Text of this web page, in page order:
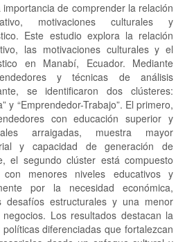
de comprender la relación
motivaciones culturales y
Este estudio explora la relación
las motivaciones culturales y el
en Manabí, Ecuador. Mediante
y técnicas de análisis
se identificaron dos clústeres:
y “Emprendedor-Trabajo”. El primero,
con educación superior y
arraigadas, muestra mayor
y capacidad de generación de
el segundo clúster está compuesto
con menores niveles educativos y
por la necesidad económica,
desafíos estructurales y una menor
Los resultados destacan la
diferenciadas que fortalezcan